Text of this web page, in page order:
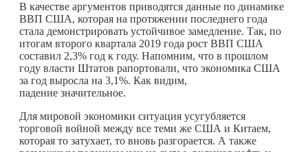
В качестве аргументов приводятся данные по динамике
ВВП США, которая на протяжении последнего года
стала демонстрировать устойчивое замедление. Так, по
итогам второго квартала 2019 года рост ВВП США
составил 2,3% год к году. Напомним, что в прошлом
году власти Штатов рапортовали, что экономика США
за год выросла на 3,1%. Как видим,
падение значительное.
Для мировой экономики ситуация усугубляется
торговой войной между все теми же США и Китаем,
которая то затухает, то вновь разгорается. А также